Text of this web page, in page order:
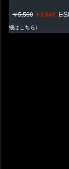
￥5,500 ￥3,849
細はこちら)